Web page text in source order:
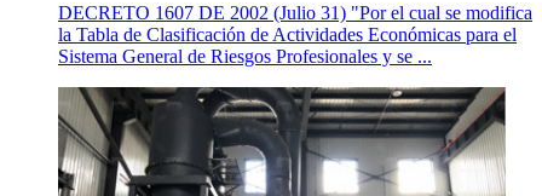
DECRETO 1607 DE 2002 (Julio 31) "Por el cual se modifica
la Tabla de Clasificación de Actividades Económicas para el
Sistema General de Riesgos Profesionales y se ...